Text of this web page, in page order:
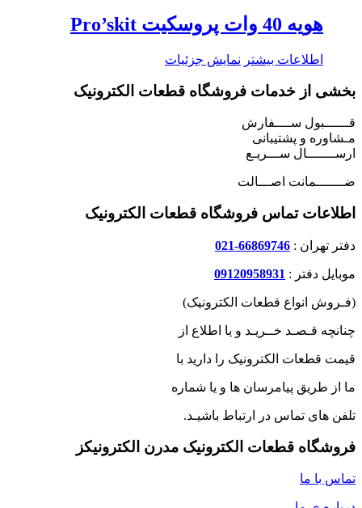
هویه 40 وات پروسکیت Pro’skit
اطلاعات بیشتر نمایش جزئیات
بخشی از خدمات فروشگاه قطعات الکترونیک
قــــــبول ســــفارش
مـشاوره و پشتیبانی
ارســـــــال ســـریـع
ضـــــــمانت اصـــالت
اطلاعات تماس فروشگاه قطعات الکترونیک
دفتر تهران : 66869746-021
موبایل دفتر : 09120958931
(فـروش انواع قطعات الکترونیک)
چنانچه قـصـد خــریـد و یا اطلاع از
قیمت قطعات الکترونیک را دارید با
ما از طریق پیامرسان ها و یا شماره
تلفن های تماس در ارتباط باشیـد.
فروشگاه قطعات الکترونیک مدرن الکترونیکز
تماس با ما